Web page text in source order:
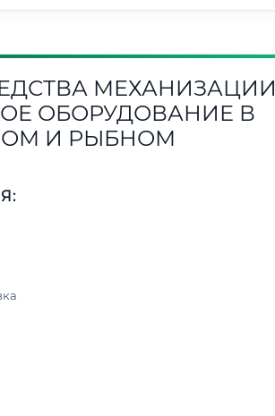
МЕХАНИЗАЦИИ
ОБОРУДОВАНИЕ В
И РЫБНОМ